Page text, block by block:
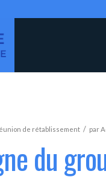
de rétablissement / par
du